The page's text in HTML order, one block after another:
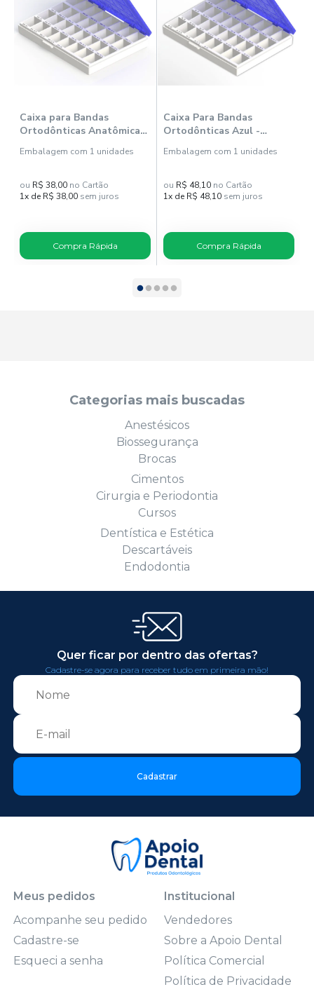
Caixa para Bandas
Ortodônticas Anatômicas
- Morelli
Embalagem com 1 unidades
ou R$ 38,00 no Cartão
1x de R$ 38,00 sem juros
Compra Rápida
Caixa Para Bandas
Ortodônticas Azul -
- Morelli
Embalagem com 1 unidades
ou R$ 48,10 no Cartão
1x de R$ 48,10 sem juros
Compra Rápida
Categorias mais buscadas
Anestésicos
Biossegurança
Brocas
Cimentos
Cirurgia e Periodontia
Cursos
Dentística e Estética
Descartáveis
Endodontia
Quer ficar por dentro das ofertas?
Cadastre-se agora para receber tudo em primeira mão!
Cadastrar
Meus pedidos
Acompanhe seu pedido
Cadastre-se
Esqueci a senha
Institucional
Vendedores
Sobre a Apoio Dental
Política Comercial
Política de Privacidade